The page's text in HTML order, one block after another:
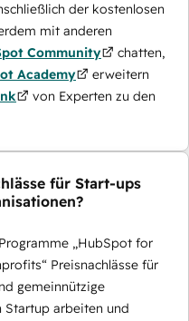
der kostenlosen
mit anderen
Community
chatten,
Academy
erweitern
von Experten zu den
für Start-ups
„HubSpot for
Preisnachlässe für
gemeinnützige
Startup arbeiten und